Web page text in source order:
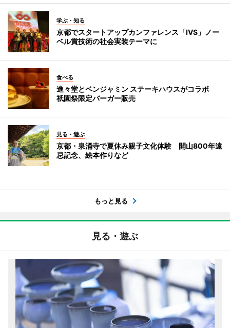
学ぶ・知る
京都でスタートアップカンファレンス「IVS」ノー
ベル賞技術の社会実装テーマに
食べる
進々堂とベンジャミン ステーキハウスがコラボ
祇園祭限定バーガー販売
見る・遊ぶ
京都・泉涌寺で夏休み親子文化体験 開山800年遠
忌記念、絵本作りなど
もっと見る
見る・遊ぶ